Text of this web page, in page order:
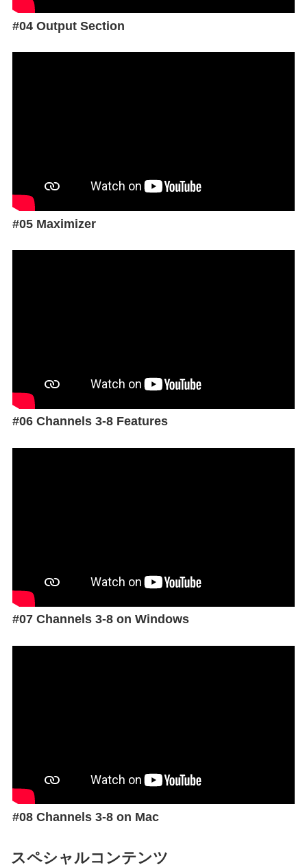
#04 Output Section
#05 Maximizer
#06 Channels 3-8 Features
#07 Channels 3-8 on Windows
#08 Channels 3-8 on Mac
スペシャルコンテンツ